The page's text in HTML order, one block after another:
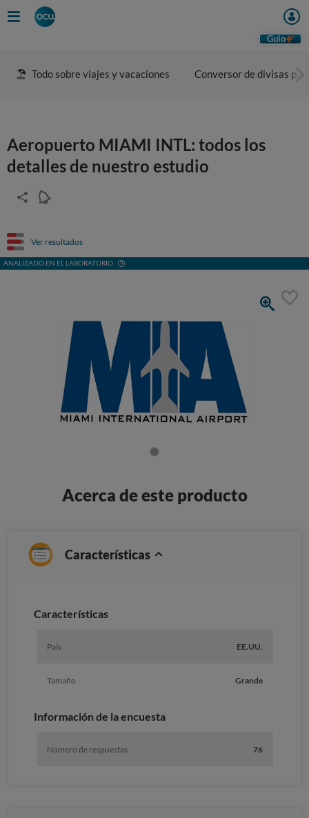
Guio
Todo sobre viajes y vacaciones Conversor de divisas
Aeropuerto MIAMI INTL: todos los
detalles de nuestro estudio
Ver resultados
ANALIZADO EN EL LABORATORIO
Acerca de este producto
Características
Características
País EE.UU.
Tamaño Grande
Información de la encuesta
Número de respuestas 76